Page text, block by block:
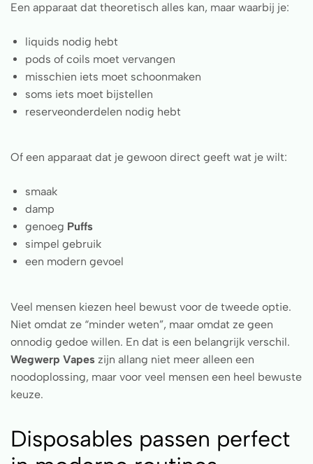
Een apparaat dat theoretisch alles kan, maar waarbij je:
liquids nodig hebt
pods of coils moet vervangen
misschien iets moet schoonmaken
soms iets moet bijstellen
reserveonderdelen nodig hebt
Of een apparaat dat je gewoon direct geeft wat je wilt:
smaak
damp
genoeg Puffs
simpel gebruik
een modern gevoel
Veel mensen kiezen heel bewust voor de tweede optie.
Niet omdat ze “minder weten”, maar omdat ze geen
onnodig gedoe willen. En dat is een belangrijk verschil.
Wegwerp Vapes zijn allang niet meer alleen een
noodoplossing, maar voor veel mensen een heel bewuste
keuze.
Disposables passen perfect